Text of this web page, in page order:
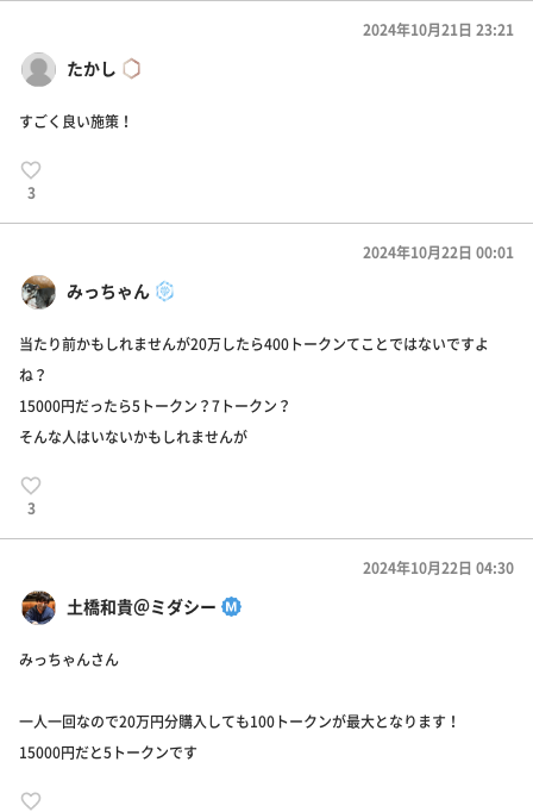
たかし
2024年10月21日 23:21
すごく良い施策！
3
みっちゃん
2024年10月22日 00:01
当たり前かもしれませんが20万したら400トークンてことではないですよ
ね？
15000円だったら5トークン？7トークン？
そんな人はいないかもしれませんが
3
土橋和貴＠ミダシー
2024年10月22日 04:30
みっちゃんさん
一人一回なので20万円分購入しても100トークンが最大となります！
15000円だと5トークンです